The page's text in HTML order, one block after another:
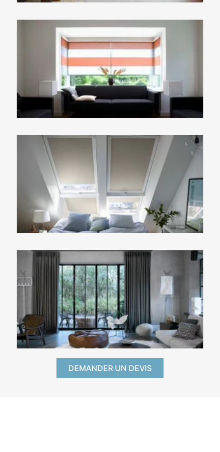
DEMANDER UN DEVIS